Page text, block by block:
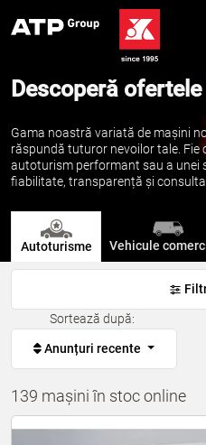
Descoperă
Gama noastră variată de mașini
răspundă tuturor nevoilor tale. Fie
autoturism performant sau a unei
fiabilitate, transparență și
Autoturisme Vehicule
Sortează după:
Anunțuri recente
139 mașini în stoc online